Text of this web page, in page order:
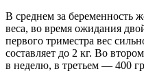
В среднем за беременность
веса, во время ожидания
первого триместра вес
составляет до 2 кг. Во
в неделю, в третьем — 400